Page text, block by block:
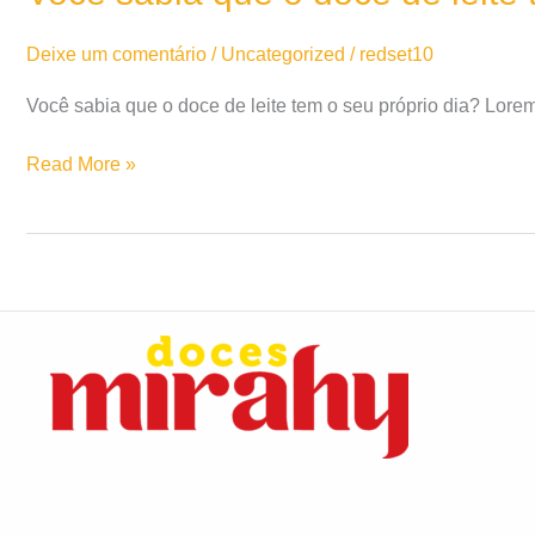
Deixe um comentário / Uncategorized / redset10
Você sabia que o doce de leite tem o seu próprio dia?
doce
leite
o
Read More »